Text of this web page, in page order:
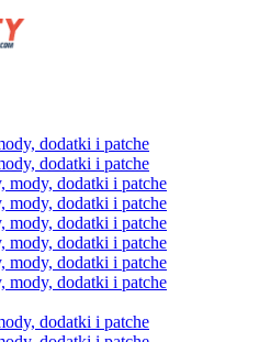
dodatki i patche
dodatki i patche
mody, dodatki i patche
mody, dodatki i patche
mody, dodatki i patche
mody, dodatki i patche
mody, dodatki i patche
mody, dodatki i patche
dodatki i patche